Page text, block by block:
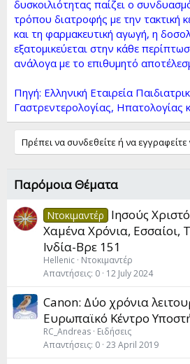
δυσκοιλιότητας παίζει ο
τρόπου διατροφής με την τακτική
και τη φαρμακευτική αγωγή, η
εξατομικεύεται στην κάθε
ανάλογα με το επιθυμητό
Πηγή: Ελληνική Εταιρεία
Γαστρεντερολογίας, Ηπατολογίας
Πρέπει να συνδεθείτε ή να
Παρόμοια Θέματα
Ντοκιμαντέρ
Ιησούς
Χαμένα Χρόνια, Εσσαίοι,
Ινδία-Βρε 151
Hellenic Ντοκιμαντέρ
Απαντήσεις 0 12 July 2024
Canon: Δύο χρόνια
Ευρωπαϊκό Κέντρο
RC_Andreas Ειδήσεις
Απαντήσεις 0 23 April 2019